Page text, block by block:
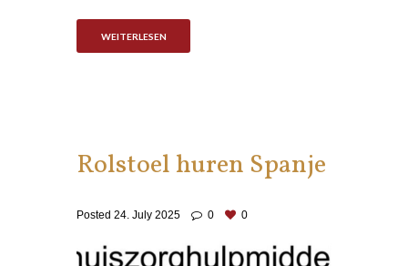
WEITERLESEN
Rolstoel huren Spanje
Posted 24. July 2025 0 0